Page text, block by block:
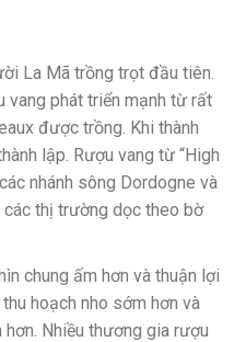
La Mã trồng trọt đầu tiên.
vang phát triển mạnh từ rất
được trồng. Khi thành
lập. Rượu vang từ “High
nhánh sông Dordogne và
thị trường dọc theo bờ
chung ấm hơn và thuận lợi
hoạch nho sớm hơn và
Nhiều thương gia rượu